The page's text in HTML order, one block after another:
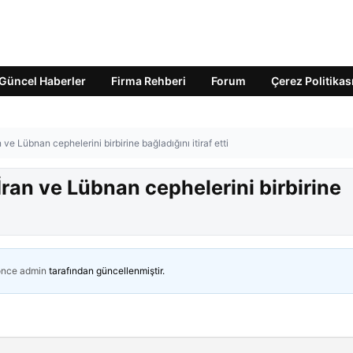
Haberler Firma Rehberi Forum Çerez
Lübnan cephelerini birbirine bağladığını itiraf etti
ve Lübnan cephelerini birbirine
admin tarafından güncellenmiştir.